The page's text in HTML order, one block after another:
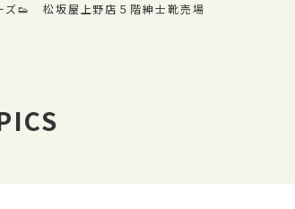
ズ👟 松坂屋上野店５階紳士靴売場